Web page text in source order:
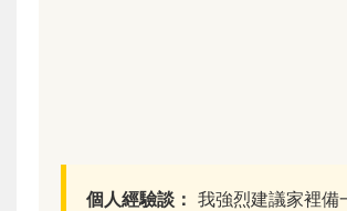
個人經驗談： 我強烈建議家裡備